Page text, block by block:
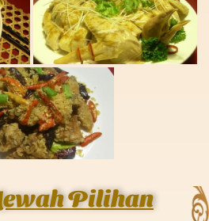
Pilihan